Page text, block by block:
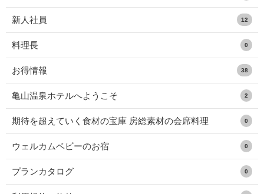
新人社員 12
料理長 0
お得情報 38
亀山温泉ホテルへようこそ 2
期待を超えていく食材の宝庫 房総素材の会席料理 0
ウェルカムベビーのお宿 0
プランカタログ 0